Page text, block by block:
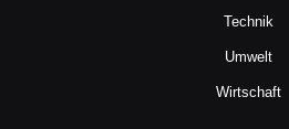
Technik
Umwelt
Wirtschaft